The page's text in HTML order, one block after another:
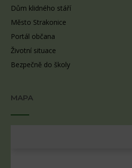
Dům klidného stáří
Město Strakonice
Portál občana
Životní situace
Bezpečně do školy
MAPA